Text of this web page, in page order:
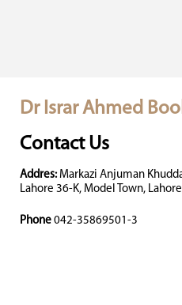
Dr Israr Ahmed
Contact Us
Addres: Markazi Anjuman
Lahore 36-K, Model Town, Lahore
Phone 042-35869501-3